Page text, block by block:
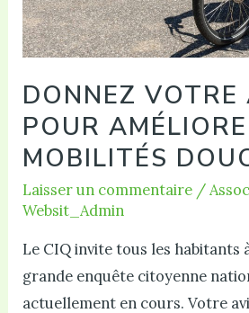
DONNEZ VOTRE
POUR
MOBILITÉS
Laisser un commentaire /
Websit_Admin
Le CIQ invite tous les habitants
grande enquête citoyenne
actuellement en cours. Votre